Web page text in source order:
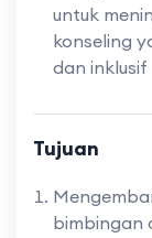
untuk
konseling
dan inklusif
Tujuan
bimbingan